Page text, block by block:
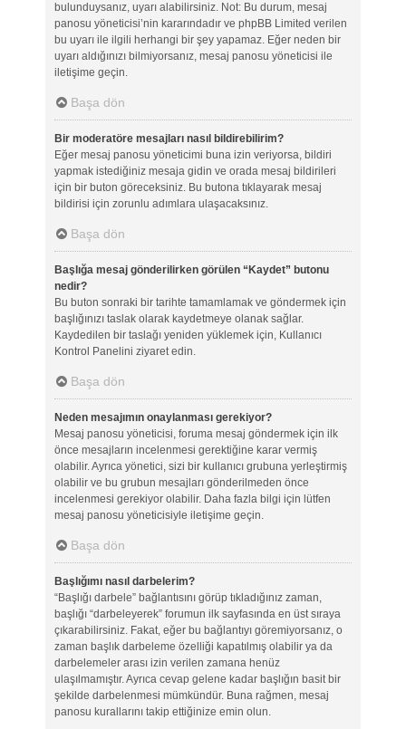
bulunduysanız, uyarı alabilirsiniz. Not: Bu durum, mesaj
panosu yöneticisi’nin kararındadır ve phpBB Limited verilen
bu uyarı ile ilgili herhangi bir şey yapamaz. Eğer neden bir
uyarı aldığınızı bilmiyorsanız, mesaj panosu yöneticisi ile
iletişime geçin.
Başa dön
Bir moderatöre mesajları nasıl bildirebilirim?
Eğer mesaj panosu yöneticimi buna izin veriyorsa, bildiri
yapmak istediğiniz mesaja gidin ve orada mesaj bildirileri
için bir buton göreceksiniz. Bu butona tıklayarak mesaj
bildirisi için zorunlu adımlara ulaşacaksınız.
Başa dön
Başlığa mesaj gönderilirken görülen “Kaydet” butonu
nedir?
Bu buton sonraki bir tarihte tamamlamak ve göndermek için
başlığınızı taslak olarak kaydetmeye olanak sağlar.
Kaydedilen bir taslağı yeniden yüklemek için, Kullanıcı
Kontrol Panelini ziyaret edin.
Başa dön
Neden mesajımın onaylanması gerekiyor?
Mesaj panosu yöneticisi, foruma mesaj göndermek için ilk
önce mesajların incelenmesi gerektiğine karar vermiş
olabilir. Ayrıca yönetici, sizi bir kullanıcı grubuna yerleştirmiş
olabilir ve bu grubun mesajları gönderilmeden önce
incelenmesi gerekiyor olabilir. Daha fazla bilgi için lütfen
mesaj panosu yöneticisiyle iletişime geçin.
Başa dön
Başlığımı nasıl darbelerim?
“Başlığı darbele” bağlantısını görüp tıkladığınız zaman,
başlığı “darbeleyerek” forumun ilk sayfasında en üst sıraya
çıkarabilirsiniz. Fakat, eğer bu bağlantıyı göremiyorsanız, o
zaman başlık darbeleme özelliği kapatılmış olabilir ya da
darbelemeler arası izin verilen zamana henüz
ulaşılmamıştır. Ayrıca cevap gelene kadar başlığın basit bir
şekilde darbelenmesi mümkündür. Buna rağmen, mesaj
panosu kurallarını takip ettiğinize emin olun.